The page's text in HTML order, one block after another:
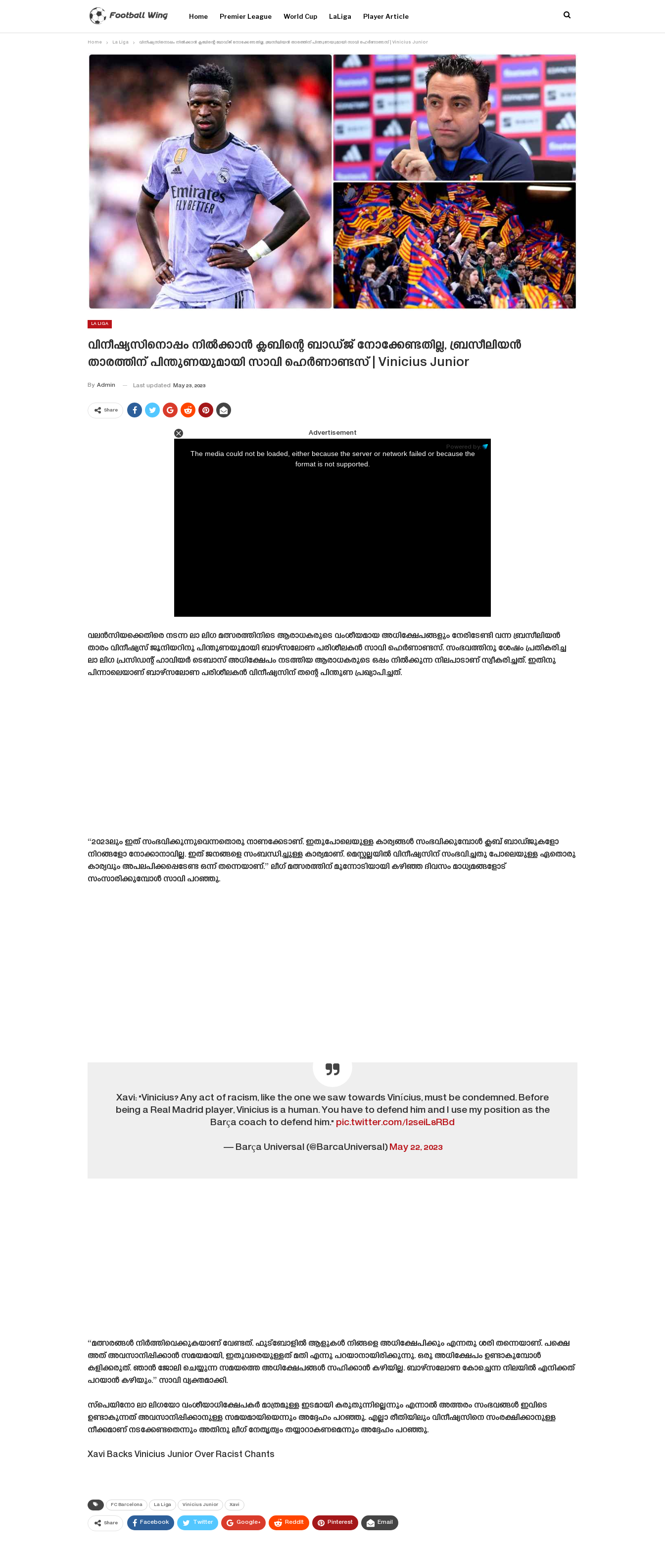
Home Premier League World Cup LaLiga Player Article
Home La Liga വിനീഷ്യസിനൊപ്പം നിൽക്കാൻ ക്ലബിന്റെ ബാഡ്‌ജ്‌ നോക്കേണ്ടതില്ല, ബ്രസീലിയൻ താരത്തിന് പിന്തുണയുമായി സാവി ഹെർണാണ്ടസ് | Vinicius Junior
LA LIGA
വിനീഷ്യസിനൊപ്പം നിൽക്കാൻ ക്ലബിന്റെ ബാഡ്‌ജ്‌ നോക്കേണ്ടതില്ല, ബ്രസീലിയൻ
താരത്തിന് പിന്തുണയുമായി സാവി ഹെർണാണ്ടസ് | Vinicius Junior
By Admin Last updated May 23, 2023
Share
Advertisement
Powered by:
The media could not be loaded, either because the server or network failed or because the
format is not supported.
വലൻസിയക്കെതിരെ നടന്ന ലാ ലിഗ മത്സരത്തിനിടെ ആരാധകരുടെ വംശീയമായ അധിക്ഷേപങ്ങളും നേരിടേണ്ടി വന്ന ബ്രസീലിയൻ
താരം വിനീഷ്യസ് ജൂനിയറിനു പിന്തുണയുമായി ബാഴ്‌സലോണ പരിശീലകൻ സാവി ഹെർണാണ്ടസ്. സംഭവത്തിനു ശേഷം പ്രതികരിച്ച
ലാ ലിഗ പ്രസിഡന്റ് ഹാവിയർ ടെബാസ് അധിക്ഷേപം നടത്തിയ ആരാധകരുടെ ഒപ്പം നിൽക്കുന്ന നിലപാടാണ് സ്വീകരിച്ചത്. ഇതിനു
പിന്നാലെയാണ് ബാഴ്‌സലോണ പരിശീലകൻ വിനീഷ്യസിന് തന്റെ പിന്തുണ പ്രഖ്യാപിച്ചത്.
“2023ലും ഇത് സംഭവിക്കുന്നുവെന്നതൊരു നാണക്കേടാണ്. ഇതുപോലെയുള്ള കാര്യങ്ങൾ സംഭവിക്കുമ്പോൾ ക്ലബ് ബാഡ്‌ജുകളോ
നിറങ്ങളോ നോക്കാനാവില്ല. ഇത് ജനങ്ങളെ സംബന്ധിച്ചുള്ള കാര്യമാണ്. മെസ്റ്റല്ലയിൽ വിനീഷ്യസിന് സംഭവിച്ചതു പോലെയുള്ള ഏതൊരു
കാര്യവും അപലപിക്കപ്പെടേണ്ട ഒന്ന് തന്നെയാണ്.” ലീഗ് മത്സരത്തിന് മുന്നോടിയായി കഴിഞ്ഞ ദിവസം മാധ്യമങ്ങളോട്
സംസാരിക്കുമ്പോൾ സാവി പറഞ്ഞു.
Xavi: "Vinicius? Any act of racism, like the one we saw towards Vinícius, must be condemned. Before
being a Real Madrid player, Vinicius is a human. You have to defend him and I use my position as the
Barça coach to defend him." pic.twitter.com/I2seiL8RBd
— Barça Universal (@BarcaUniversal)May 22, 2023
“മത്സരങ്ങൾ നിർത്തിവെക്കുകയാണ് വേണ്ടത്. ഫുട്ബോളിൽ ആളുകൾ നിങ്ങളെ അധിക്ഷേപിക്കും എന്നതു ശരി തന്നെയാണ്. പക്ഷെ
അത് അവസാനിപ്പിക്കാൻ സമയമായി, ഇതുവരെയുള്ളത് മതി എന്നു പറയാനായിരിക്കുന്നു. ഒരു അധിക്ഷേപം ഉണ്ടാകുമ്പോൾ
കളിക്കരുത്. ഞാൻ ജോലി ചെയ്യുന്ന സമയത്തെ അധിക്ഷേപങ്ങൾ സഹിക്കാൻ കഴിയില്ല. ബാഴ്‌സലോണ കോച്ചെന്ന നിലയിൽ എനിക്കത്
പറയാൻ കഴിയും.” സാവി വ്യക്തമാക്കി.
സ്പെയിനോ ലാ ലിഗയോ വംശീയാധിക്ഷേപകർ മാത്രമുള്ള ഇടമായി കരുതുന്നില്ലെന്നും എന്നാൽ അത്തരം സംഭവങ്ങൾ ഇവിടെ
ഉണ്ടാകുന്നത് അവസാനിപ്പിക്കാനുള്ള സമയമായിയെന്നും അദ്ദേഹം പറഞ്ഞു. എല്ലാ രീതിയിലും വിനീഷ്യസിനെ സംരക്ഷിക്കാനുള്ള
നീക്കമാണ് നടക്കേണ്ടതെന്നും അതിനു ലീഗ് നേതൃത്വം തയ്യാറാകണമെന്നും അദ്ദേഹം പറഞ്ഞു.
Xavi Backs Vinicius Junior Over Racist Chants
FC Barcelona La Liga Vinicius Junior Xavi
Share Facebook Twitter Google+ ReddIt Pinterest Email